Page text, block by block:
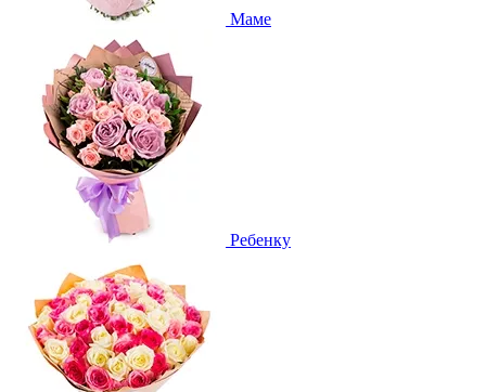
Маме
Ребенку